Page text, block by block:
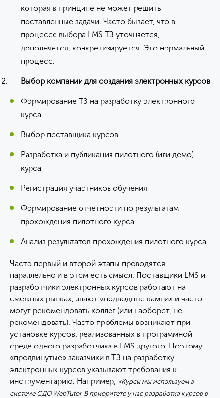
которая в принципе не может решить
поставленные задачи. Часто бывает, что в
процессе выбора LMS ТЗ уточняется,
дополняется, конкретизируется. Это нормальный
процесс.
Выбор компании для создания электронных курсов
Формирование ТЗ на разработку электронного
курса
Выбор поставщика курсов
Разработка и публикация пилотного (или демо)
курса
Регистрация участников обучения
Формирование отчетности по результатам
прохождения пилотного курса
Анализ результатов прохождения пилотного курса
Часто первый и второй этапы проводятся
параллельно и в этом есть смысл. Поставщики LMS и
разработчики электронных курсов работают на
смежных рынках, знают «подводные камни» и часто
могут рекомендовать коллег (или наоборот, не
рекомендовать). Часто проблемы возникают при
установке курсов, реализованных в программной
среде одного разработчика в LMS другого. Поэтому
«продвинутые» заказчики в ТЗ на разработку
электронных курсов указывают требования к
инструментарию. Например, «Курсы мы используем в
системе СДО WebTutor. В приоритете у нас разработка курсов в